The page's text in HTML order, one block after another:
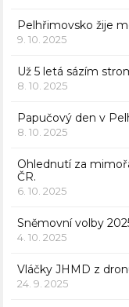
Pelhřimovsko žije
9. 10. 2025
Už 5 letá sázím
8. 10. 2025
Papučový den v
8. 10. 2025
Ohlednutí za
ČR.
6. 10. 2025
Sněmovní volby
4. 10. 2025
Vláčky JHMD z
24. 9. 2025